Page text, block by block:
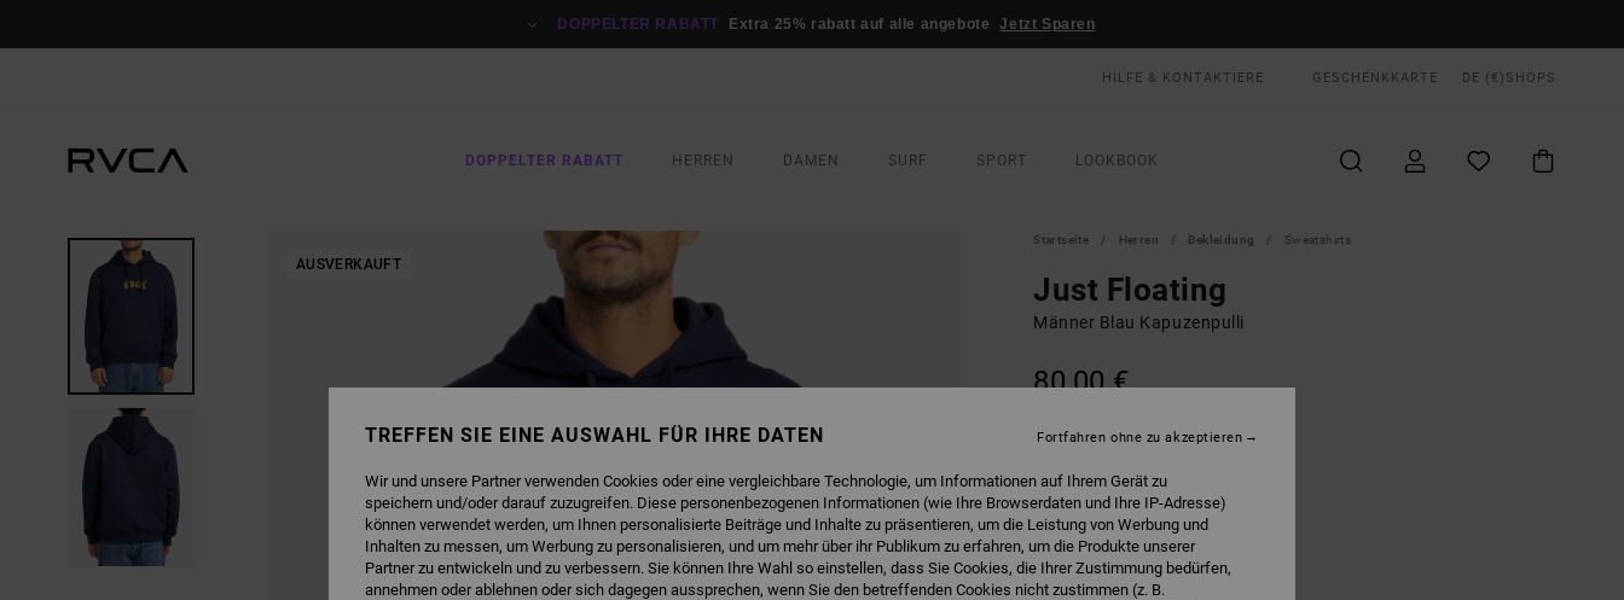
DOPPELTER RABATT Extra 25% rabatt auf alle angebote Jetzt Sparen
HILFE & KONTAKTIERE GESCHENKKARTE DE (€) SHOPS
DOPPELTER RABATT HERREN DAMEN SURF SPORT LOOKBOOK
AUSVERKAUFT
Startseite Herren Bekleidung Sweatshirts
Just Floating
Männer Blau Kapuzenpulli
80,00 €
FARBENavy
TREFFEN SIE EINE AUSWAHL FÜR IHRE DATEN
Wir und unsere Partner verwenden Cookies oder eine vergleichbare Technologie, um Informationen auf Ihrem Gerät zu
speichern und/oder darauf zuzugreifen. Diese personenbezogenen Informationen (wie Ihre Browserdaten und Ihre IP-Adresse)
können verwendet werden, um Ihnen personalisierte Beiträge und Inhalte zu präsentieren, um die Leistung von Werbung und
Inhalten zu messen, um Werbung zu personalisieren, und um mehr über ihr Publikum zu erfahren, um die Produkte unserer
Partner zu entwickeln und zu verbessern. Sie können Ihre Wahl so einstellen, dass Sie Cookies, die Ihrer Zustimmung bedürfen,
annehmen oder ablehnen oder sich dagegen aussprechen, wenn Sie den betreffenden Cookies nicht zustimmen (z. B.
Fortfahren ohne zu akzeptieren